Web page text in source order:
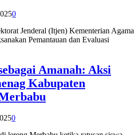
0
Jenderal (Itjen) Kementerian Agama
Pemantauan dan Evaluasi
Amanah: Aksi
Kabupaten
0